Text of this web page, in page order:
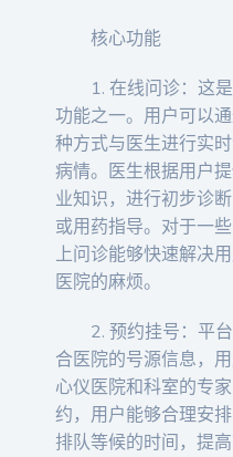
核心功能
1. 在线问诊：这
功能之一。用户可以
种方式与医生进行实
病情。医生根据用户
业知识，进行初步诊
或用药指导。对于一
上问诊能够快速解决
医院的麻烦。
2. 预约挂号：平
合医院的号源信息，
心仪医院和科室的专
约，用户能够合理安
排队等候的时间，提